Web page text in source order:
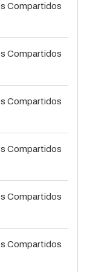
Compartidos
Compartidos
Compartidos
Compartidos
Compartidos
Compartidos